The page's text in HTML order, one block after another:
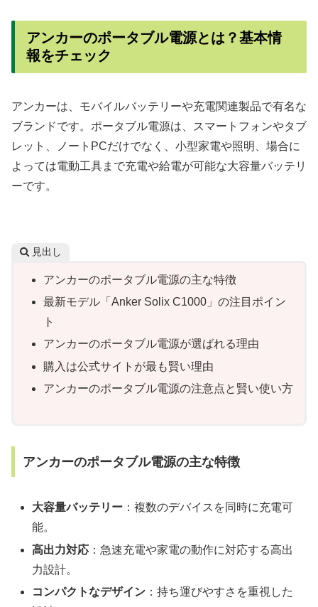
アンカーのポータブル電源とは？基本情
報をチェック
アンカーは、モバイルバッテリーや充電関連製品で有名な
ブランドです。ポータブル電源は、スマートフォンやタブ
レット、ノートPCだけでなく、小型家電や照明、場合に
よっては電動工具まで充電や給電が可能な大容量バッテリ
ーです。
見出し
アンカーのポータブル電源の主な特徴
最新モデル「Anker Solix C1000」の注目ポイン
ト
アンカーのポータブル電源が選ばれる理由
購入は公式サイトが最も賢い理由
アンカーのポータブル電源の注意点と賢い使い方
アンカーのポータブル電源の主な特徴
大容量バッテリー ：複数のデバイスを同時に充電可
能。
高出力対応 ：急速充電や家電の動作に対応する高出
力設計。
コンパクトなデザイン ：持ち運びやすさを重視した